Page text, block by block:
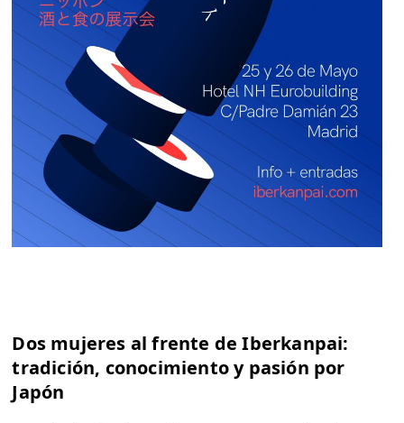
Dos mujeres al frente de Iberkanpai:
tradición, conocimiento y pasión por
Japón